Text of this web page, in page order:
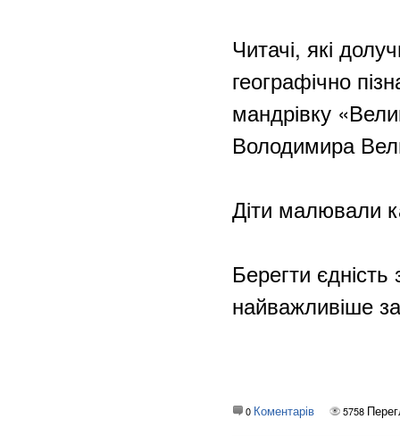
Читачі, які
географічно
мандрівку
Володимира
Діти малювали
Берегти
найважливіше
0 Коментарів 5758